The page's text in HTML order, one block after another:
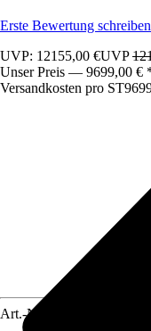
Erste Bewertung schreiben
UVP: 12155,00 €UVP
Unser Preis — 9699,00 €
Versandkosten pro ST
Art.-Nr.